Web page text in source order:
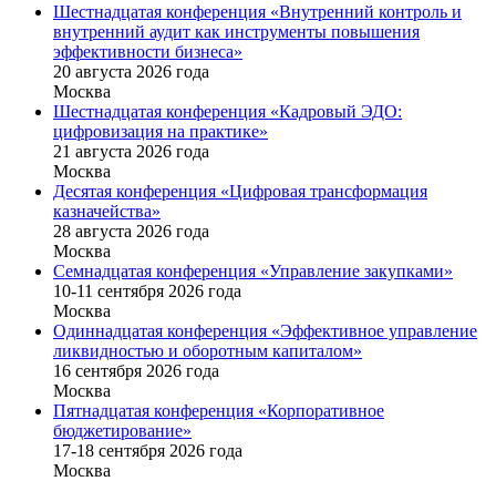
Шестнадцатая конференция «Внутренний контроль и
внутренний аудит как инструменты повышения
эффективности бизнеса»
20 августа 2026 года
Москва
Шестнадцатая конференция «Кадровый ЭДО:
цифровизация на практике»
21 августа 2026 года
Москва
Десятая конференция «Цифровая трансформация
казначейства»
28 августа 2026 года
Москва
Семнадцатая конференция «Управление закупками»
10-11 сентября 2026 года
Москва
Одиннадцатая конференция «Эффективное управление
ликвидностью и оборотным капиталом»
16 cентября 2026 года
Москва
Пятнадцатая конференция «Корпоративное
бюджетирование»
17-18 сентября 2026 года
Москва